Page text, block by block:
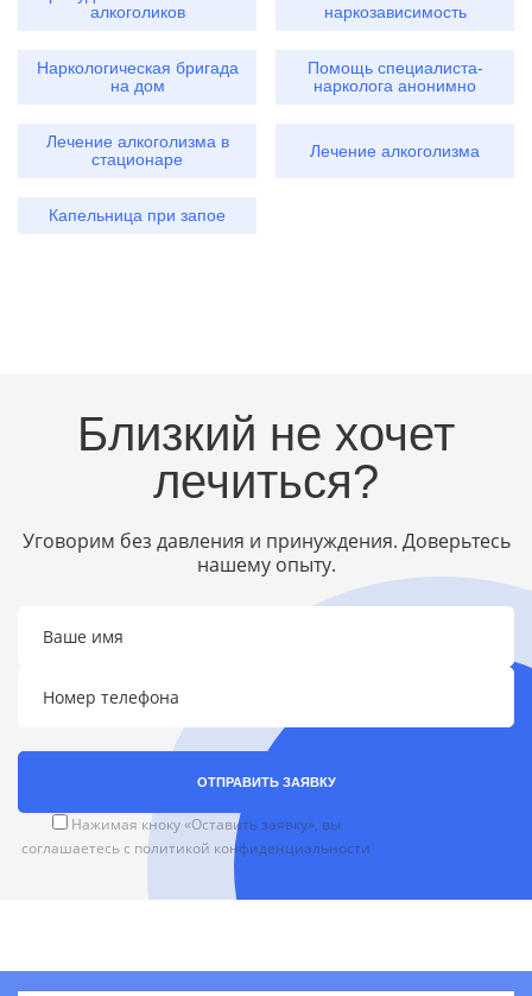
алкоголиков
наркозависимость
Наркологическая бригада
на дом
Помощь специалиста-
нарколога анонимно
Лечение алкоголизма в
стационаре
Лечение алкоголизма
Капельница при запое
Близкий не хочет
лечиться?
Уговорим без давления и принуждения. Доверьтесь
нашему опыту.
ОТПРАВИТЬ ЗАЯВКУ
Нажимая кноку «Оставить заявку», вы
соглашаетесь с политикой конфиденциальности